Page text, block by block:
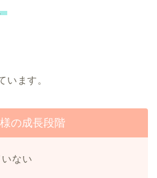
います。
の成長段階
ない